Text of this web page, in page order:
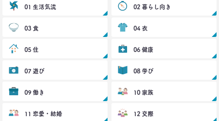
生活総研 上席研究員
一人立ち食いそばが平気な女性が増えたワケ
2018.01.11
｢WEBコンテンツは私の先生｣な時代
博報堂 第一プラニング局
01 生活気流 02 暮らし向き
03 食 04 衣
05 住 06 健康
07 遊び 08 学び
09 働き 10 家族
11 恋愛・結婚 12 交際